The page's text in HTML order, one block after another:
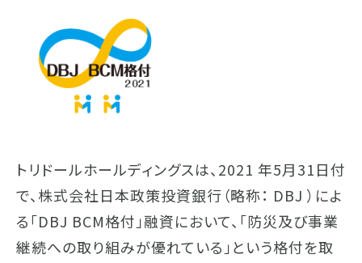
トリドールホールディングスは、2021 年5月31日付
で、株式会社日本政策投資銀行（略称： DBJ ）によ
る「DBJ BCM格付」融資において、「防災及び事業
継続への取り組みが優れている」という格付を取